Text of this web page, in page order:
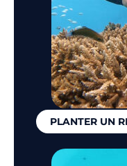
PLANTER UN